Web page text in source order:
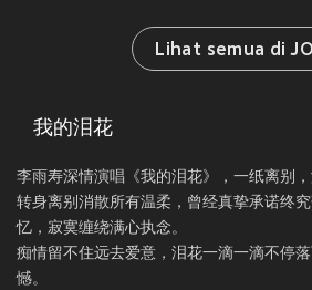
Lihat semua di
我的泪花
李雨寿深情演唱《我的泪花》，一纸离别，
转身离别消散所有温柔，曾经真挚承诺终
忆，寂寞缠绕满心执念。
痴情留不住远去爱意，泪花一滴一滴不停
憾。